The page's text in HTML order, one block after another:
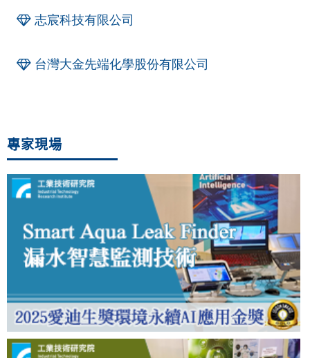
志宸科技有限公司
台灣大金先端化學股份有限公司
專家現場